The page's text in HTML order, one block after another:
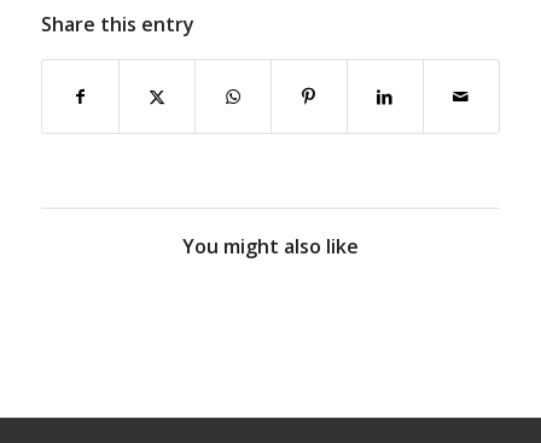
Share this entry
You might also like